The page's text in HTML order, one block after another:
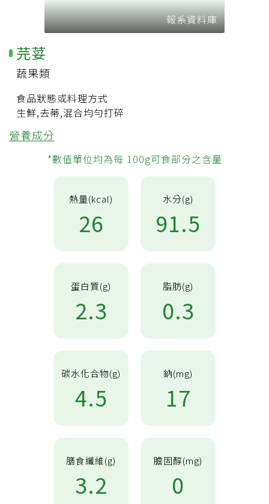
報系資料庫
芫荽
蔬果類
食品狀態或料理方式
生鮮,去蒂,混合均勻打碎
營養成分
*數值單位均為每 100g可食部分之含量
熱量(kcal)
26
水分(g)
91.5
蛋白質(g)
2.3
脂肪(g)
0.3
碳水化合物(g)
4.5
鈉(mg)
17
膳食纖維(g)
3.2
膽固醇(mg)
0